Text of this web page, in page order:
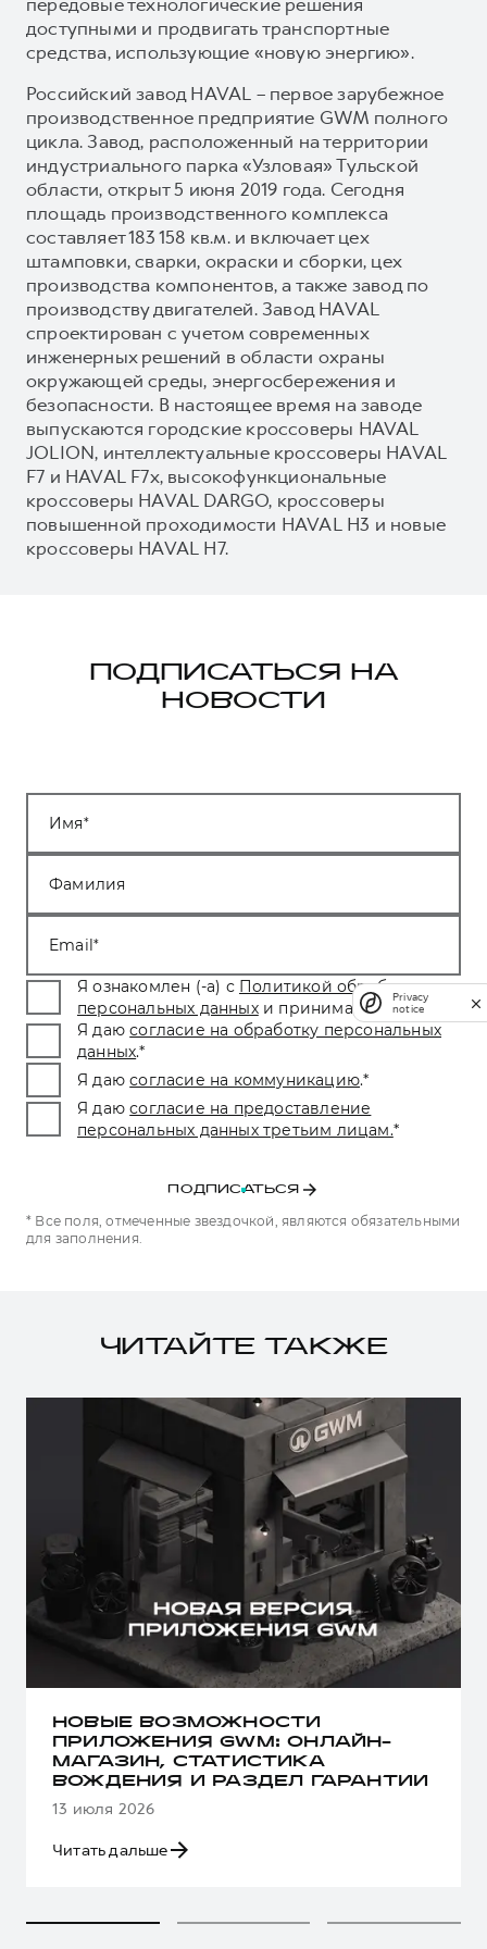
доступными и продвигать транспортные
средства, использующие «новую энергию».
Российский завод HAVAL – первое зарубежное
производственное предприятие GWM полного
цикла. Завод, расположенный на территории
индустриального парка «Узловая» Тульской
области, открыт 5 июня 2019 года. Сегодня
площадь производственного комплекса
составляет 183 158 кв.м. и включает цех
штамповки, сварки, окраски и сборки, цех
производства компонентов, а также завод по
производству двигателей. Завод HAVAL
спроектирован с учетом современных
инженерных решений в области охраны
окружающей среды, энергосбережения и
безопасности. В настоящее время на заводе
выпускаются городские кроссоверы HAVAL
JOLION, интеллектуальные кроссоверы HAVAL
F7 и HAVAL F7x, высокофункциональные
кроссоверы HAVAL DARGO, кроссоверы
повышенной проходимости HAVAL H3 и новые
кроссоверы HAVAL H7.
ПОДПИСАТЬСЯ НА
НОВОСТИ
Имя
Фамилия
Email
Я ознакомлен (-а) с Политикой обработки
персональных данных и принимаю условия.
Я даю согласие на обработку персональных
данных.*
Я даю согласие на коммуникацию.*
Я даю согласие на предоставление
персональных данных третьим лицам.*
ПОДПИСАТЬСЯ
* Все поля, отмеченные звездочкой, являются обязательными
для заполнения.
ЧИТАЙТЕ ТАКЖЕ
НОВЫЕ ВОЗМОЖНОСТИ
ПРИЛОЖЕНИЯ GWM: ОНЛАЙН-
МАГАЗИН, СТАТИСТИКА
ВОЖДЕНИЯ И РАЗДЕЛ ГАРАНТИИ
13 июля 2026
Читать дальше
Privacy
notice